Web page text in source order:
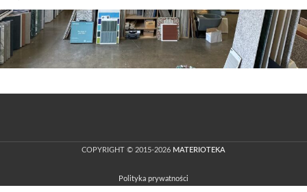
COPYRIGHT © 2015-2026 MATERIOTEKA
Polityka prywatności